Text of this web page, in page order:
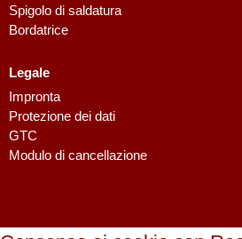
Spigolo di saldatura
Bordatrice
Legale
Impronta
Protezione dei dati
GTC
Modulo di cancellazione
French
Finnish